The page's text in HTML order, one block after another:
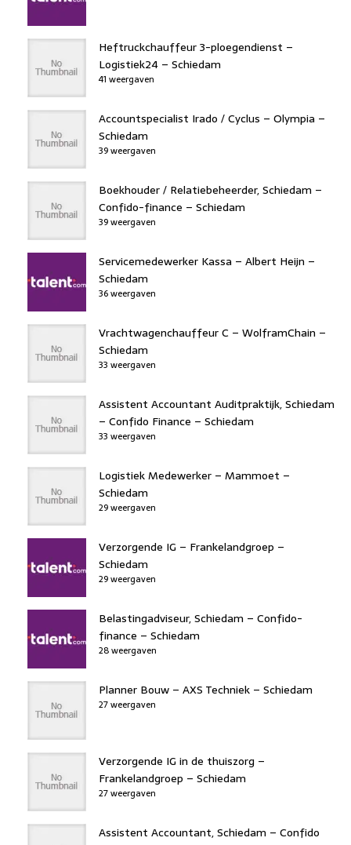
Heftruckchauffeur 3-ploegendienst –
Logistiek24 – Schiedam
41 weergaven
Accountspecialist Irado / Cyclus – Olympia –
Schiedam
39 weergaven
Boekhouder / Relatiebeheerder, Schiedam –
Confido-finance – Schiedam
39 weergaven
Servicemedewerker Kassa – Albert Heijn –
Schiedam
36 weergaven
Vrachtwagenchauffeur C – WolframChain –
Schiedam
33 weergaven
Assistent Accountant Auditpraktijk, Schiedam
– Confido Finance – Schiedam
33 weergaven
Logistiek Medewerker – Mammoet –
Schiedam
29 weergaven
Verzorgende IG – Frankelandgroep –
Schiedam
29 weergaven
Belastingadviseur, Schiedam – Confido-
finance – Schiedam
28 weergaven
Planner Bouw – AXS Techniek – Schiedam
27 weergaven
Verzorgende IG in de thuiszorg –
Frankelandgroep – Schiedam
27 weergaven
Assistent Accountant, Schiedam – Confido